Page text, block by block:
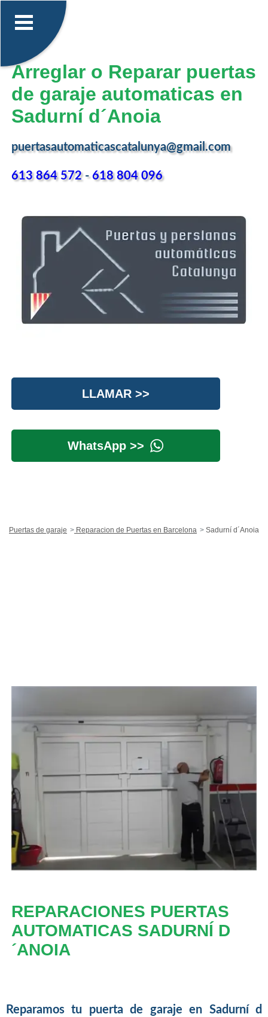
Arreglar o Reparar puertas
de garaje automaticas en
Sadurní d´Anoia
puertasautomaticascatalunya@gmail.com
613 864 572-618 804 096
LLAMAR >>
WhatsApp >>
Puertas de garaje Reparacion de Puertas en Barcelona Sadurní d´Anoia
REPARACIONES PUERTAS
AUTOMATICAS SADURNÍ D
´ANOIA
Reparamos tu puerta de garaje en Sadurní d